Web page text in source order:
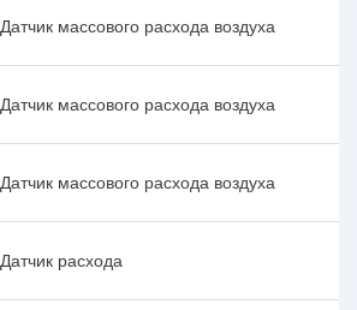
Датчик массового расхода воздуха
Датчик массового расхода воздуха
Датчик массового расхода воздуха
Датчик расхода